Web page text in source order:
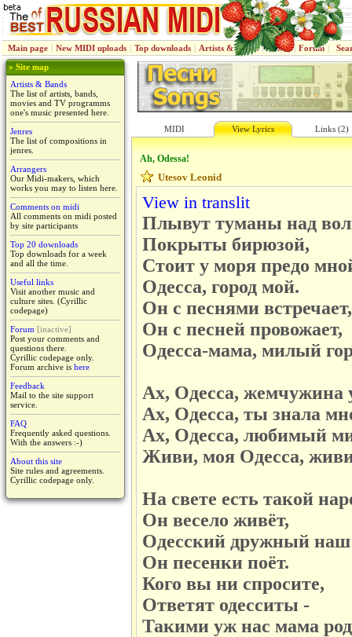
Main page | New MIDI uploads | Top downloads | Artists & Bands | Jenres | Forum |
» Site map
Artists & Bands
The list of artists, bands,
movies and TV programms
one's music presented here.
Jenres
The list of compositions in
jenres.
Arrangers
Our Midi-makers, which
works you may to listen here.
Comments on midi
All comments on midi posted
by site participants
Top 20 downloads
Top downloads for a week
and all the time.
Useful links
Visit another music and
culture sites. (Cyrillic
codepage)
Forum [inactive]
Post your comments and
questions there.
Cyrillic codepage only.
Forum archive is here
Feedback
Mail to the site support
service.
FAQ
Frequently asked questions.
With the answers :-)
About this site
Site rules and agreements.
Cyrillic codepage only.
MIDI View Lyrics Links (2)
Ah, Odessa!
Utesov Leonid
View in translit
Плывут туманы над
Покрыты бирюзой,
Стоит у моря предо
Одесса, город мой.
Он с песнями встречает,
Он с песней провожает,
Одесса-мама, милый
Ах, Одесса, жемчужина
Ах, Одесса, ты знала
Ах, Одесса, любимый
Живи, моя Одесса,
На свете есть такой
Он весело живёт,
Одесский дружный наш
Он песенки поёт.
Кого вы ни спросите,
Ответят одесситы -
Такими уж нас мама